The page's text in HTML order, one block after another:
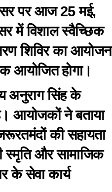
पर आज 25 मई,
में विशाल स्वैच्छिक
शिविर का आयोजन
आयोजित होगा।
अनुराग सिंह के
आयोजकों ने बताया
की सहायता
स्मृति और सामाजिक
के सेवा कार्य